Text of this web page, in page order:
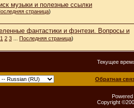
музыки и полезные ссылки
страница)
фантастики и фэнтези. Вопросы и
1 2 3 Последняя страница)
Текущее
Обратная
Copyright